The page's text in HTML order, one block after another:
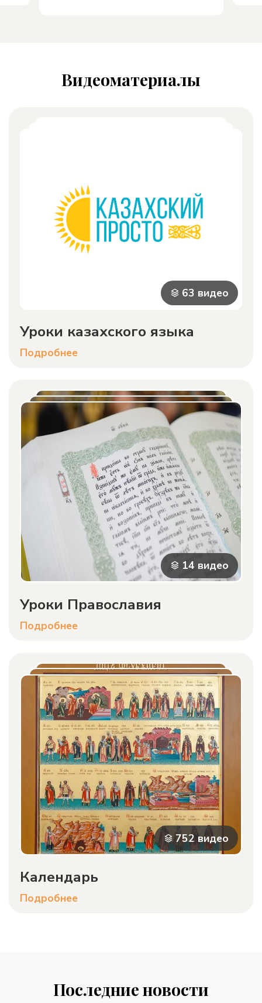
Видеоматериалы
63 видео
Уроки казахского языка
Подробнее
14 видео
Уроки Православия
Подробнее
752 видео
Календарь
Подробнее
Последние новости